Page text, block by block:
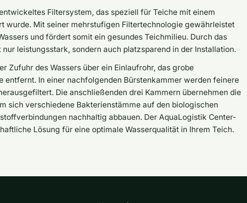
Filtersystem, das speziell für Teiche mit einem
wurde. Mit seiner mehrstufigen Filtertechnologie gewährleistet
und fördert somit ein gesundes Teichmilieu. Durch das
leistungsstark, sondern auch platzsparend in der Installation.
Zufuhr des Wassers über ein Einlaufrohr, das grobe
entfernt. In einer nachfolgenden Bürstenkammer werden feinere
Die anschließenden drei Kammern übernehmen die
sich verschiedene Bakterienstämme auf den biologischen
nachhaltig abbauen. Der AquaLogistik Center-
Lösung für eine optimale Wasserqualität in Ihrem Teich.